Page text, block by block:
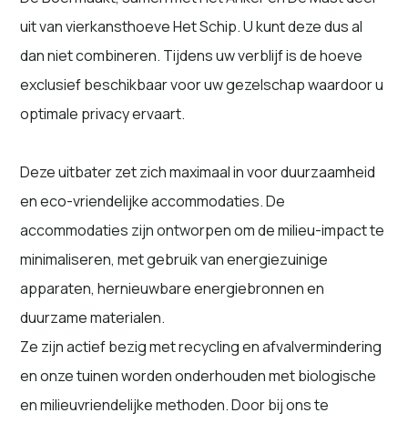
uit van vierkansthoeve Het Schip. U kunt deze dus al
dan niet combineren. Tijdens uw verblijf is de hoeve
exclusief beschikbaar voor uw gezelschap waardoor u
optimale privacy ervaart.
Deze uitbater zet zich maximaal in voor duurzaamheid
en eco-vriendelijke accommodaties. De
accommodaties zijn ontworpen om de milieu-impact te
minimaliseren, met gebruik van energiezuinige
apparaten, hernieuwbare energiebronnen en
duurzame materialen.
Ze zijn actief bezig met recycling en afvalvermindering
en onze tuinen worden onderhouden met biologische
en milieuvriendelijke methoden. Door bij ons te